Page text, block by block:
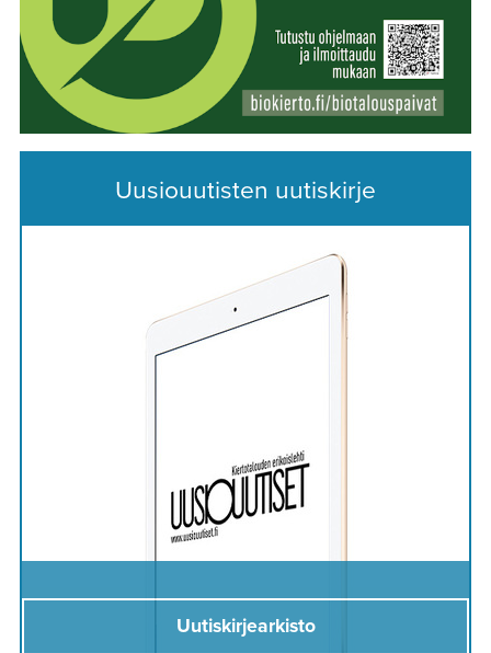
Uusiouutisten uutiskirje
Uutiskirjearkisto